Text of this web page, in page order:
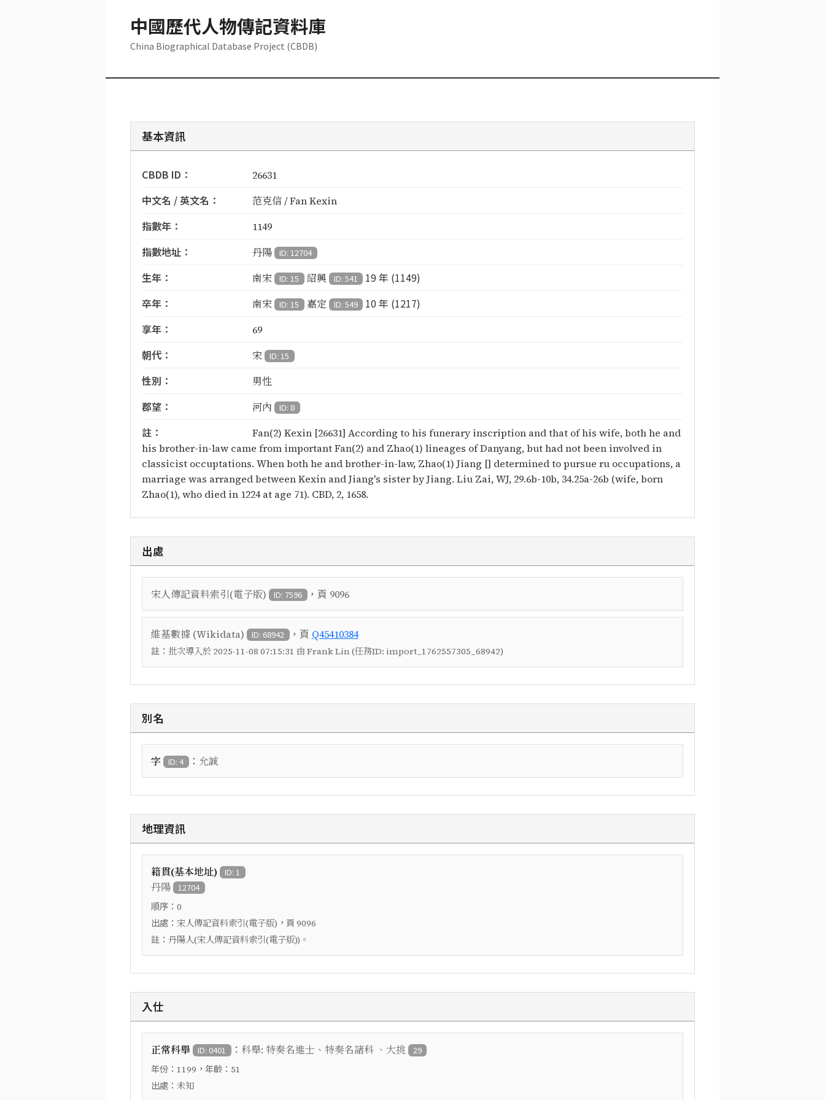
中國歷代人物傳記資料庫
China Biographical Database Project (CBDB)
基本資訊
CBDB ID： 26631
中文名 / 英文名： 范克信 / Fan Kexin
指數年： 1149
指數地址： 丹陽 ID: 12704
生年： 南宋 ID: 15 紹興 ID: 541
19 年 (1149)
卒年：
南宋 ID: 15 嘉定 ID: 549
10 年 (1217)
享年：
69
朝代： 宋 ID: 15
性別： 男性
郡望： 河內 ID: 8
註：
Fan(2) Kexin [26631] According to his funerary inscription and that of his wife, both he and
his brother-in-law came from important Fan(2) and Zhao(1) lineages of Danyang, but had not been involved in
classicist occuptations. When both he and brother-in-law, Zhao(1) Jiang [] determined to pursue ru occupations, a
marriage was arranged between Kexin and Jiang's sister by Jiang. Liu Zai, WJ, 29.6b-10b, 34.25a-26b (wife, born
Zhao(1), who died in 1224 at age 71). CBD, 2, 1658.
出處
宋人傳記資料索引(電子版) ID: 7596 ，頁 9096
維基數據 (Wikidata) ID: 68942 ，頁 Q45410384
註： 批次導入於 2025-11-08 07:15:31 由 Frank Lin (任務ID: import_1762557305_68942)
別名
字 ID: 4 ： 允誠
地理資訊
籍貫(基本地址) ID: 1
丹陽 12704
順序： 0
出處： 宋人傳記資料索引(電子版) ，頁 9096
註： 丹陽人(宋人傳記資料索引(電子版))。
入仕
正常科舉 ID: 0401 ： 科舉: 特奏名進士、特奏名諸科 、大挑 29
年份： 1199 ，年齡： 51
出處： 未知